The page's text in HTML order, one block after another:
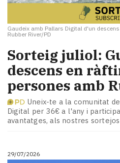
Gaudeix amb Pallars Digital d'un
Rubber River/PD
Sorteig juliol:
descens en
persones amb
Uneix-te a la comunitat
Digital per 36€ a l'any i
avantatges, als nostres
29/07/2026